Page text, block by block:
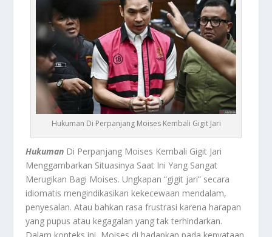
Hukuman Di Perpanjang Moises Kembali Gigit Jari
Hukuman Di Perpanjang Moises Kembali Gigit Jari
Menggambarkan Situasinya Saat Ini Yang Sangat
Merugikan Bagi Moises. Ungkapan “gigit jari” secara
idiomatis mengindikasikan kekecewaan mendalam,
penyesalan. Atau bahkan rasa frustrasi karena harapan
yang pupus atau kegagalan yang tak terhindarkan.